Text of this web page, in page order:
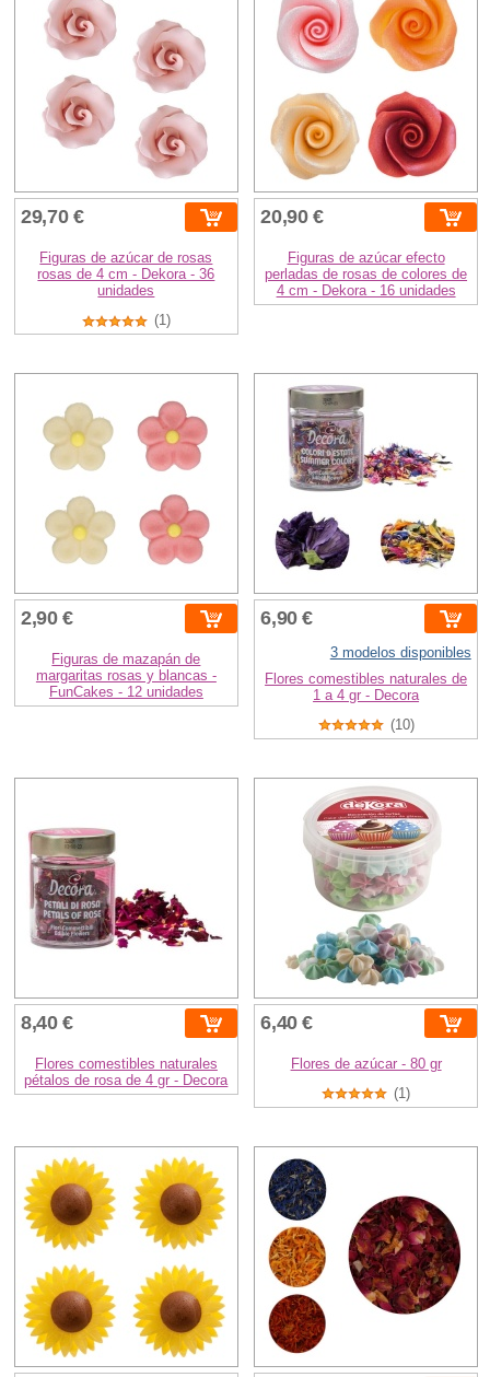
29,70 €
Figuras de azúcar de rosas
rosas de 4 cm - Dekora - 36
unidades
(1)
20,90 €
Figuras de azúcar efecto
perladas de rosas de colores de
4 cm - Dekora - 16 unidades
2,90 €
Figuras de mazapán de
margaritas rosas y blancas -
FunCakes - 12 unidades
6,90 €
3 modelos disponibles
Flores comestibles naturales de
1 a 4 gr - Decora
(10)
8,40 €
Flores comestibles naturales
pétalos de rosa de 4 gr - Decora
6,40 €
Flores de azúcar - 80 gr
(1)